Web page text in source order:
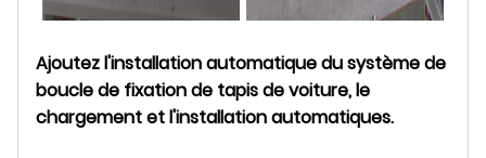
Ajoutez l'installation automatique du système de
boucle de fixation de tapis de voiture, le
chargement et l'installation automatiques.